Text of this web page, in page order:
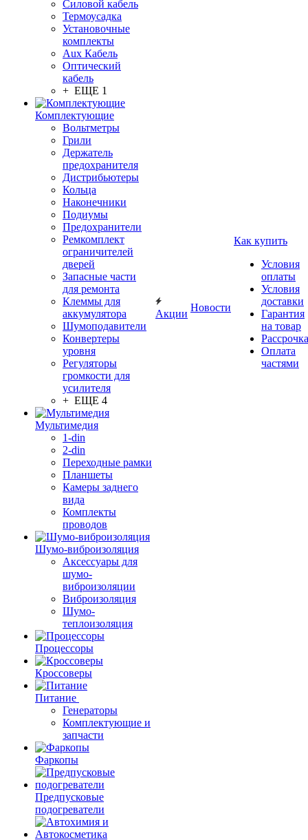
Силовой кабель
Термоусадка
Установочные
комплекты
Aux Кабель
Оптический
кабель
+ ЕЩЕ 1
Комплектующие
Вольтметры
Грили
Держатель
предохранителя
Дистрибьютеры
Кольца
Наконечники
Подиумы
Предохранители
Ремкомплект
ограничителей
дверей
Запасные части
для ремонта
Клеммы для
аккумулятора
Шумоподавители
Конвертеры
уровня
Регуляторы
громкости для
усилителя
+ ЕЩЕ 4
Мультимедия
1-din
2-din
Переходные рамки
Планшеты
Камеры заднего
вида
Комплекты
проводов
Шумо-виброизоляция
Аксессуары для
шумо-
виброизоляции
Виброизоляция
Шумо-
теплоизоляция
Процессоры
Кроссоверы
Питание
Генераторы
Комплектующие и
запчасти
Фаркопы
Предпусковые
подогреватели
Акции
Новости
Как купить
Условия
оплаты
Условия
доставки
Гарантия
на товар
Рассрочка
Оплата
частями